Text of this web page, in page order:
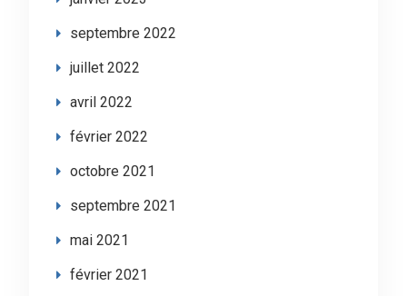
septembre 2022
juillet 2022
avril 2022
février 2022
octobre 2021
septembre 2021
mai 2021
février 2021